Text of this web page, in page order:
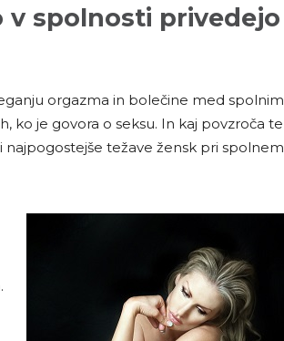
v spolnosti privedejo
orgazma in bolečine med spolnim
ko je govora o seksu. In kaj povzroča te
najpogostejše težave žensk pri spolnem